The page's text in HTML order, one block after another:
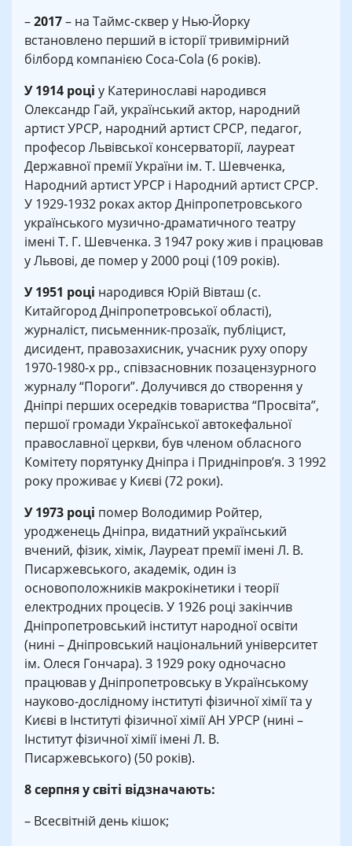
–2017– на Таймс-сквер у Нью-Йорку
встановлено перший в історії тривимірний
білборд компанією Coca-Cola (6 років).
У 1914 році у Катеринославі народився
Олександр Гай, український актор, народний
артист УРСР, народний артист СРСР, педагог,
професор Львівської консерваторії, лауреат
Державної премії України ім. Т. Шевченка,
Народний артист УРСР і Народний артист СРСР.
У 1929-1932 роках актор Дніпропетровського
українського музично-драматичного театру
імені Т. Г. Шевченка. З 1947 року жив і працював
у Львові, де помер у 2000 році (109 років).
У 1951 році народився Юрій Вівташ (с.
Китайгород Дніпропетровської області),
журналіст, письменник-прозаїк, публіцист,
дисидент, правозахисник, учасник руху опору
1970-1980-х рр., співзасновник позацензурного
журналу “Пороги”. Долучився до створення у
Дніпрі перших осередків товариства “Просвіта”,
першої громади Української автокефальної
православної церкви, був членом обласного
Комітету порятунку Дніпра і Придніпров’я. 3 1992
року проживає у Києві (72 роки).
У 1973 році помер Володимир Ройтер,
уродженець Дніпра, видатний український
вчений, фізик, хімік, Лауреат премії імені Л. В.
Писаржевського, академік, один із
основоположників макрокінетики і теорії
електродних процесів. У 1926 році закінчив
Дніпропетровський інститут народної освіти
(нині – Дніпровський національний університет
ім. Олеся Гончара). З 1929 року одночасно
працював у Дніпропетровську в Українському
науково-дослідному інституті фізичної хімії та у
Києві в Інституті фізичної хімії АН УРСР (нині –
Інститут фізичної хімії імені Л. В.
Писаржевського) (50 років).
8 серпня у світі відзначають:
– Всесвітній день кішок;